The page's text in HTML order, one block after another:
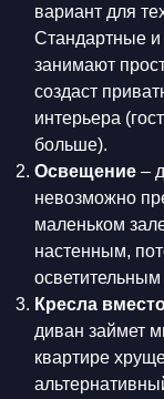
вариант для
Стандартные
занимают
создаст
интерьера
больше).
Освещение–
невозможно
маленьком
настенным,
Кресла
диван займет
квартире